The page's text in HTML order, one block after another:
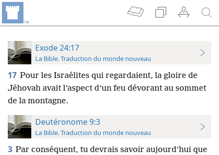
Exode 24:17
La Bible. Traduction du monde nouveau
17 Pour les Israélites qui regardaient, la gloire de
Jéhovah avait l’aspect d’un feu dévorant au sommet
de la montagne.
Deutéronome 9:3
La Bible. Traduction du monde nouveau
3 Par conséquent, tu devrais savoir aujourd’hui que